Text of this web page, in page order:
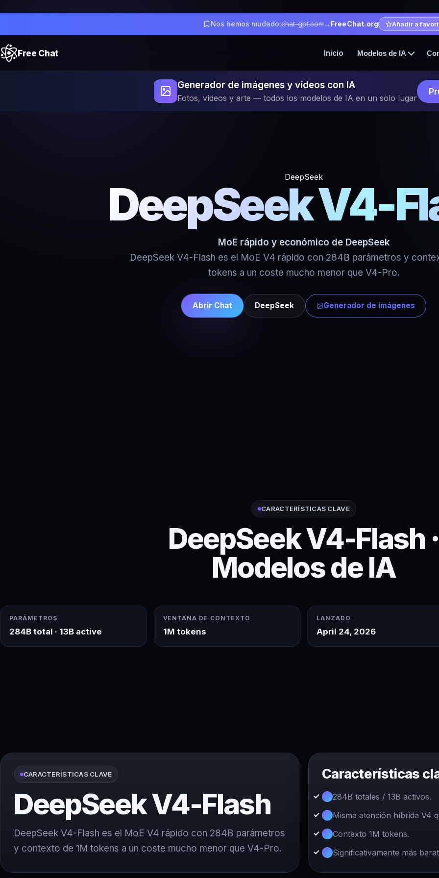
Nos hemos mudado:chat-gpt.com→ FreeChat.org Añadir a
Free Chat Inicio Modelos de IA
Generador de imágenes y vídeos con IA
Fotos, vídeos y arte — todos los modelos de IA en un solo lugar
DeepSeek
DeepSeek V4-
MoE rápido y económico de DeepSeek
DeepSeek V4-Flash es el MoE V4 rápido con 284B parámetros y
tokens a un coste mucho menor que V4-Pro.
Abrir Chat DeepSeek Generador de imágenes
CARACTERÍSTICAS CLAVE
DeepSeek V4-Flash
Modelos de IA
PARÁMETROS
284B total · 13B active
VENTANA DE CONTEXTO
1M tokens
LANZADO
April 24, 2026
CARACTERÍSTICAS CLAVE
DeepSeek V4-Flash
DeepSeek V4-Flash es el MoE V4 rápido con 284B parámetros
y contexto de 1M tokens a un coste mucho menor que V4-Pro.
Características
284B totales / 13B activos.
Misma atención híbrida V4
Contexto 1M tokens.
Significativamente más